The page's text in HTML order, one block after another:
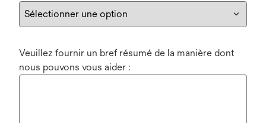
Veuillez fournir un bref résumé de la manière dont
nous pouvons vous aider :